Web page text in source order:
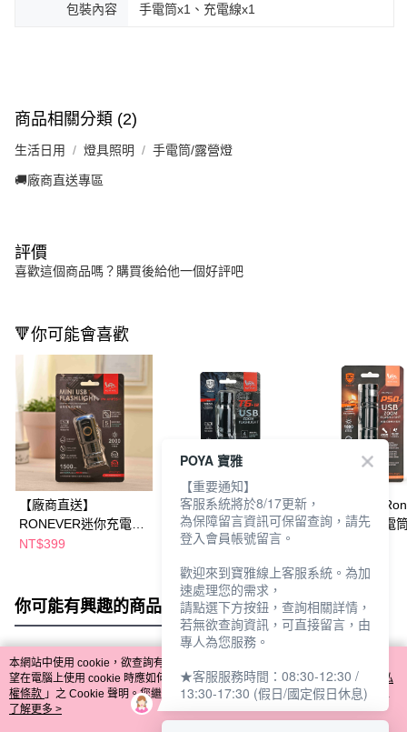
包裝內容 手電筒x1、充電線x1
商品相關分類 (2)
生活日用 燈具照明 手電筒/露營燈
🚚廠商直送專區
評價
喜歡這個商品嗎？購買後給他一個好評吧
🔻你可能會喜歡
【廠商直送】
RONEVER迷你充電式
手電筒
NT$399
【廠商直送】
RONEVERUSB充電式
手電筒
NT$299
【廠商直送】
充電式USB手電
你可能有興趣的商品 全站排行
熱門標籤
本網站中使用 cookie，欲查詢有關本網站使用 cookie 方式之詳情，及若您不希
望在電腦上使用 cookie 時應如何變更電腦的 cookie 設定，請參閱本網站「
隱私
權條款 」之 Cookie 聲明。您繼續使用本網站即表示您同意本公司得按本網站使
用條款之 Cookie 聲明使用 cookie。
了解更多 >
POYA 寶雅
【重要通知】
客服系統將於8/17更新，
為保障留言資訊可保留查詢，請先
登入會員帳號留言。
歡迎來到寶雅線上客服系統。為加
速處理您的需求，
請點選下方按鈕，查詢相關詳情，
若無欲查詢資訊，可直接留言，由
專人為您服務。
★客服服務時間：08:30-12:30 /
13:30-17:30 (假日/國定假日休息)